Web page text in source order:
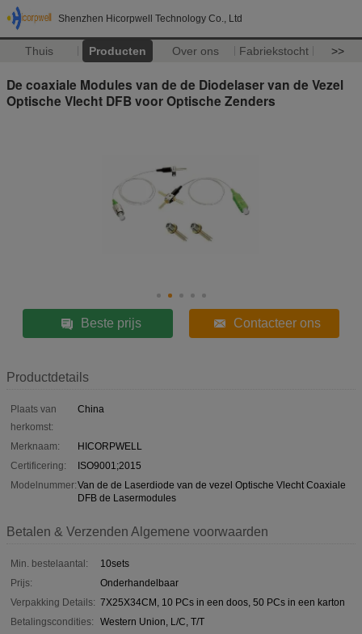
Shenzhen Hicorpwell Technology Co., Ltd
Thuis Producten Over ons Fabriekstocht >>
De coaxiale Modules van de de Diodelaser van de Vezel
Optische Vlecht DFB voor Optische Zenders
Beste prijs Contacteer ons
Productdetails
Plaats van
herkomst:
China
Merknaam:
HICORPWELL
Certificering:
ISO9001;2015
Modelnummer:Van de de Laserdiode van de vezel Optische Vlecht Coaxiale
DFB de Lasermodules
Betalen & Verzenden Algemene voorwaarden
Min. bestelaantal:
10sets
Prijs:
Onderhandelbaar
Verpakking Details: 7X25X34CM, 10 PCs in een doos, 50 PCs in een karton
Betalingscondities:
Western Union, L/C, T/T